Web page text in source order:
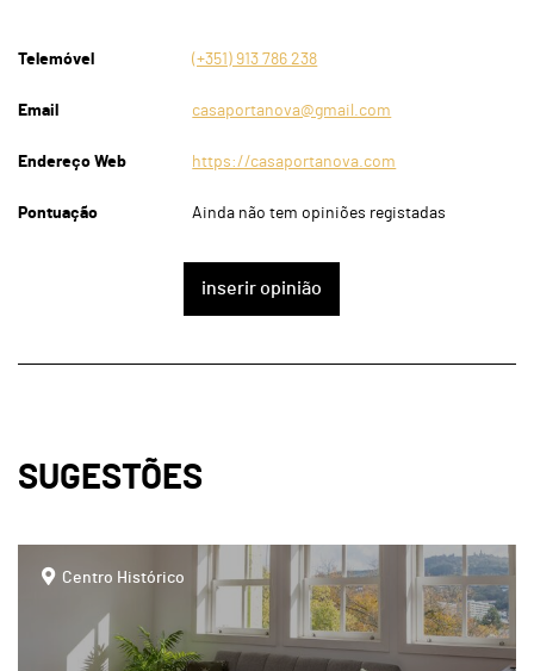
Telemóvel (+351) 913 786 238
Email casaportanova@gmail.com
Endereço Web https://casaportanova.com
Pontuação Ainda não tem opiniões registadas
inserir opinião
SUGESTÕES
Centro Histórico